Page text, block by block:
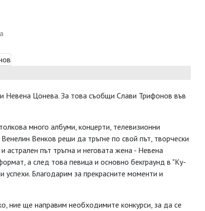
Невена Цонева. За това съобщи Слави Трифонов във
много албуми, концерти, телевизионни
Венков реши да тръгне по свой път, творчески
астрален път тръгна и неговата жена - Невена
а след това певица и основно бекграунд в "Ку-
Благодарим за прекрасните моменти и
ние ще направим необходимите конкурси, за да се